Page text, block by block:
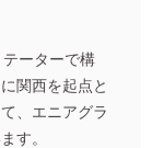
ーターで構
関西を起点と
、エニアグラ
す。